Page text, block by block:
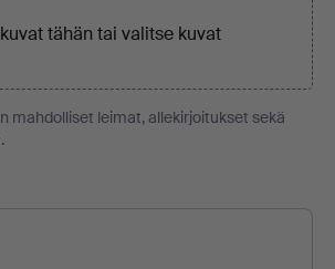
tähän tai valitse kuvat
mahdolliset leimat, allekirjoitukset sekä